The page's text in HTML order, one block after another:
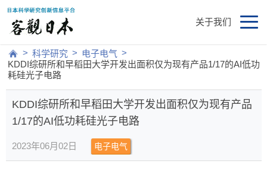
关于我们
> 科学研究 > 电子电气 >
KDDI综研所和早稻田大学开发出面积仅为现有产品1/17的AI低功
耗硅光子电路
KDDI综研所和早稻田大学开发出面积仅为现有产品
1/17的AI低功耗硅光子电路
2023年06月02日 电子电气